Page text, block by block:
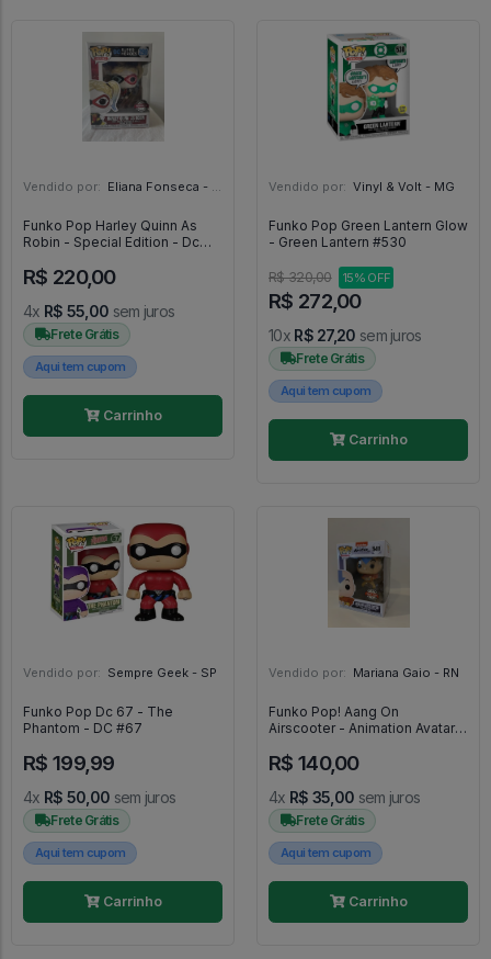
Vendido por: Eliana Fonseca - SP
Funko Pop Harley Quinn As
Robin - Special Edition - Dc
POP #290
R$ 220,00
4x R$ 55,00 sem juros
Frete Grátis
Aqui tem cupom
Carrinho
Vendido por: Vinyl & Volt - MG
Funko Pop Green Lantern Glow
- Green Lantern #530
R$ 320,00 15% OFF
R$ 272,00
10x R$ 27,20 sem juros
Frete Grátis
Aqui tem cupom
Carrinho
Vendido por: Sempre Geek - SP
Funko Pop Dc 67 - The
Phantom - DC #67
R$ 199,99
4x R$ 50,00 sem juros
Frete Grátis
Aqui tem cupom
Carrinho
Vendido por: Mariana Gaio - RN
Funko Pop! Aang On
Airscooter - Animation Avatar -
R$ 140,00
4x R$ 35,00 sem juros
Frete Grátis
Aqui tem cupom
Carrinho